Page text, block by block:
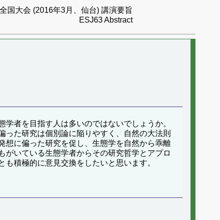
国大会 (2016年3月、仙台) 講演要旨
ESJ63 Abstract
者を目指す人は多いのではないでしょうか。
た研究は個別論に陥りやすく、自然の大法則
想に偏った研究を促し、生態学を自然から乖離
いている生態学者からその研究哲学とアプロ
積極的に意見交換をしたいと思います。